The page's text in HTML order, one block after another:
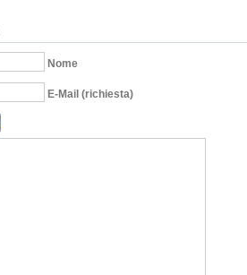
Nome
E-Mail (richiesta)